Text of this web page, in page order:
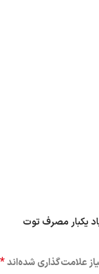
یکبار مصرف توت
علامت‌گذاری شده‌اند*